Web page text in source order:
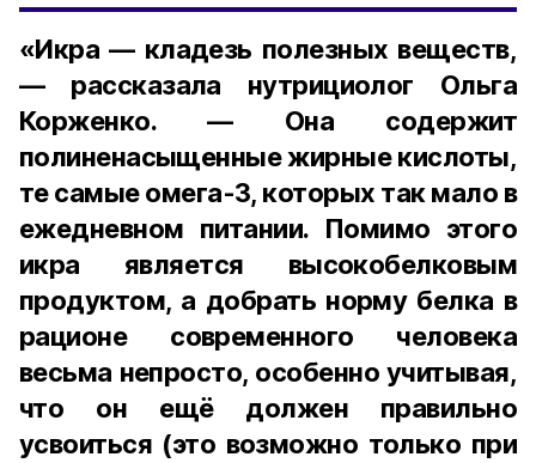
«Икра — кладезь полезных веществ,
— рассказала нутрициолог Ольга
Корженко. — Она содержит
полиненасыщенные жирные кислоты,
те самые омега-3, которых так мало в
ежедневном питании. Помимо этого
икра является высокобелковым
продуктом, а добрать норму белка в
рационе современного человека
весьма непросто, особенно учитывая,
что он ещё должен правильно
усвоиться (это возможно только при